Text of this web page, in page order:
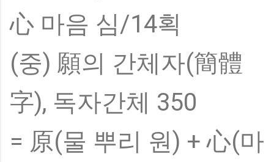
心 마음 심/14획
(중) 願의 간체자(簡體
字), 독자간체 350
= 原(물 뿌리 원) + 心(마